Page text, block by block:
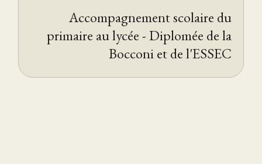
Accompagnement scolaire du
primaire au lycée - Diplomée de la
Bocconi et de l'ESSEC